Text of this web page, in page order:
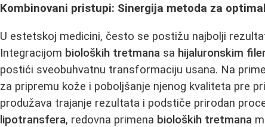
Kombinovani pristupi: Sinergija metoda za
U estetskoj medicini, često se postižu najbolji
Integracijom bioloških tretmana sa hijaluronskim
postići sveobuhvatnu transformaciju usana. Na
za pripremu kože i poboljšanje njenog kvaliteta pre
produžava trajanje rezultata i podstiče prirodan
lipotransfera, redovna primena bioloških tretmana